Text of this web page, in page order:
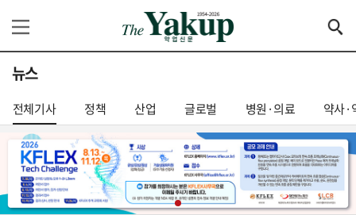
뉴스
전체기사 정책 산업 글로벌 병원·의료 약사·